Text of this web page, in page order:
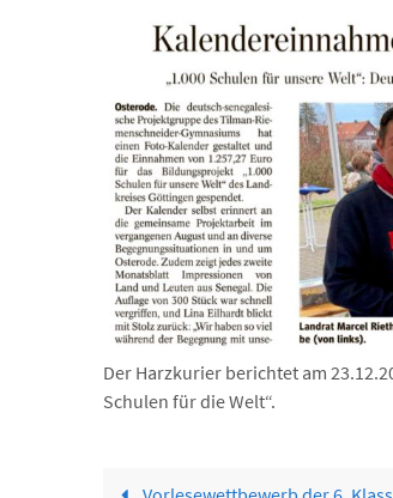
Der Harzkurier berichtet am
Schulen für die Welt“.